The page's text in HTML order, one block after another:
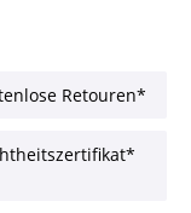
Retouren*